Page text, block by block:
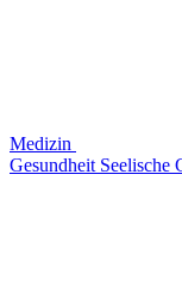
Medizin
Gesundheit Seelische